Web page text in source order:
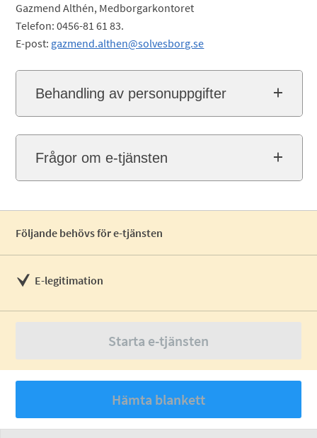
Gazmend Althén, Medborgarkontoret
Telefon: 0456-81 61 83.
E-post: gazmend.althen@solvesborg.se
Behandling av personuppgifter
Frågor om e-tjänsten
Följande behövs för e-tjänsten
E-legitimation
Starta e-tjänsten
Hämta blankett